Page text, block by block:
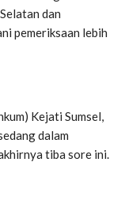
dan
pemeriksaan lebih
Kejati Sumsel,
dalam
tiba sore ini.